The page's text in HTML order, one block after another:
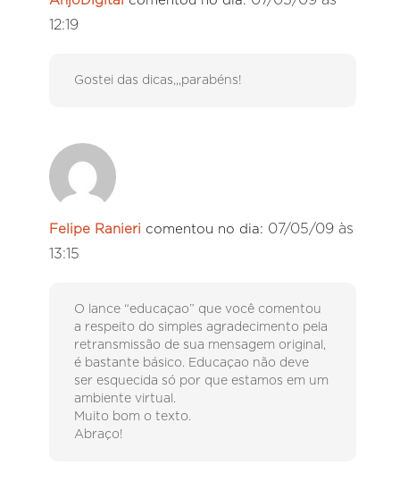
12:19
Gostei das dicas,,,parabéns!
Felipe Ranieri comentou no dia: 07/05/09 às
13:15
O lance “educaçao” que você comentou
a respeito do simples agradecimento pela
retransmissão de sua mensagem original,
é bastante básico. Educaçao não deve
ser esquecida só por que estamos em um
ambiente virtual.
Muito bom o texto.
Abraço!